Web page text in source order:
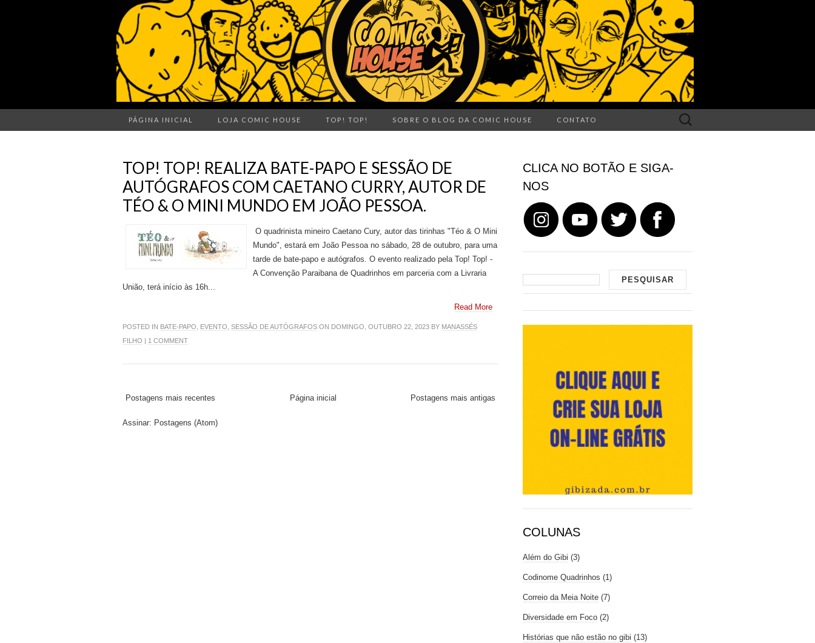
PÁGINA INICIAL LOJA COMIC HOUSE TOP! TOP! SOBRE O BLOG DA COMIC HOUSE CONTATO
Search
for:
TOP! TOP! REALIZA BATE-PAPO E SESSÃO DE
AUTÓGRAFOS COM CAETANO CURRY, AUTOR DE
TÉO & O MINI MUNDO EM JOÃO PESSOA.
O quadrinista mineiro Caetano Cury, autor das tirinhas "Téo & O Mini
Mundo", estará em João Pessoa no sábado, 28 de outubro, para uma
tarde de bate-papo e autógrafos. O evento realizado pela Top! Top! -
A Convenção Paraibana de Quadrinhos em parceria com a Livraria
União, terá início às 16h...
Read More
POSTED IN BATE-PAPO EVENTO SESSÃO DE AUTÓGRAFOS ON DOMINGO, OUTUBRO 22, 2023 BY MANASSÉS
FILHO | 1 COMMENT
Postagens mais recentes Postagens mais antigas
Página inicial
Assinar: Postagens (Atom)
CLICA NO BOTÃO E SIGA-
NOS
COLUNAS
Além do Gibi (3)
Codinome Quadrinhos (1)
Correio da Meia Noite (7)
Diversidade em Foco (2)
Histórias que não estão no gibi (13)